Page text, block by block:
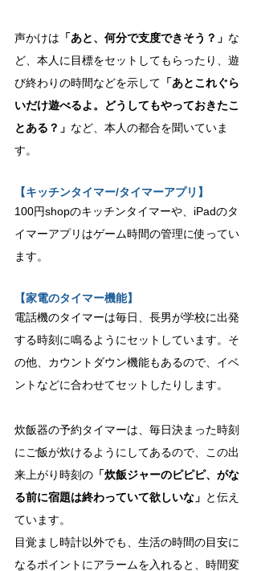
声かけは 「あと、何分で支度できそう？」 な
ど、本人に目標をセットしてもらったり、遊
び終わりの時間などを示して 「あとこれぐら
いだけ遊べるよ。どうしてもやっておきたこ
とある？」 など、本人の都合を聞いていま
す。
【キッチンタイマー/タイマーアプリ】
100円shopのキッチンタイマーや、iPadのタ
イマーアプリはゲーム時間の管理に使ってい
ます。
【家電のタイマー機能】
電話機のタイマーは毎日、長男が学校に出発
する時刻に鳴るようにセットしています。そ
の他、カウントダウン機能もあるので、イベ
ントなどに合わせてセットしたりします。
炊飯器の予約タイマーは、毎日決まった時刻
にご飯が炊けるようにしてあるので、この出
来上がり時刻の 「炊飯ジャーのピピピ、がな
る前に宿題は終わっていて欲しいな」 と伝え
ています。
目覚まし時計以外でも、生活の時間の目安に
なるポイントにアラームを入れると、時間変